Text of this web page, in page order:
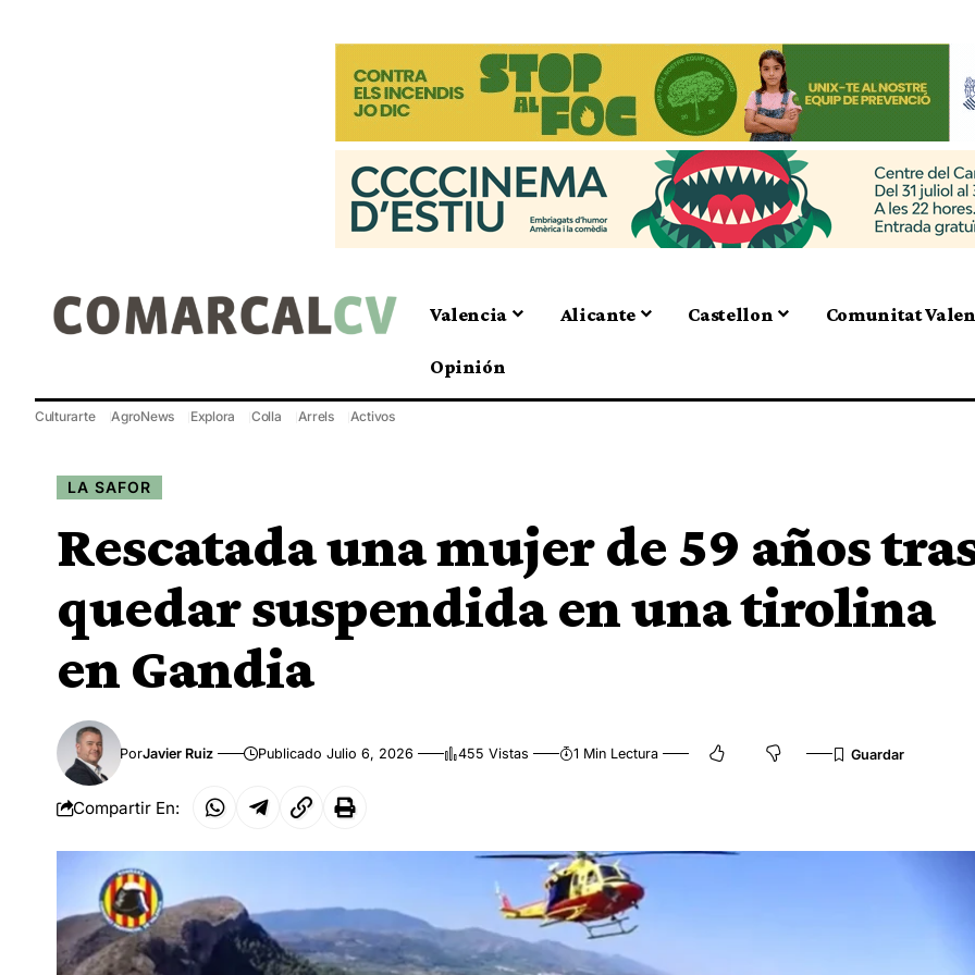
Valencia Alicante Castellon Comunitat
Opinión
Culturarte AgroNews Explora Colla Arrels Activos
LA SAFOR
Rescatada una mujer de 59 años
quedar suspendida en una tirolina
en Gandia
PorJavier Ruiz Publicado Julio 6, 2026 455 Vistas 1 Min Lectura
Compartir En: